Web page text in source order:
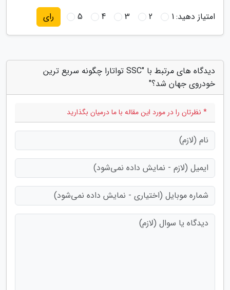
امتیاز دهید:1
2
3
4
5 رای
دیدگاه های مرتبط با "SSC تواتارا چگونه سریع ترین
خودروی جهان شد؟"
* نظرتان را در مورد این مقاله با ما درمیان بگذارید